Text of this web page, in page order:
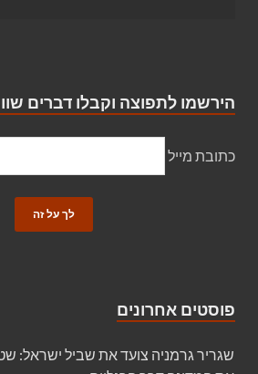
הירשמו לתפוצה וקבלו דברים
כתובת מייל
פוסטים אחרונים
שגריר גרמניה צועד את שביל ישראל: